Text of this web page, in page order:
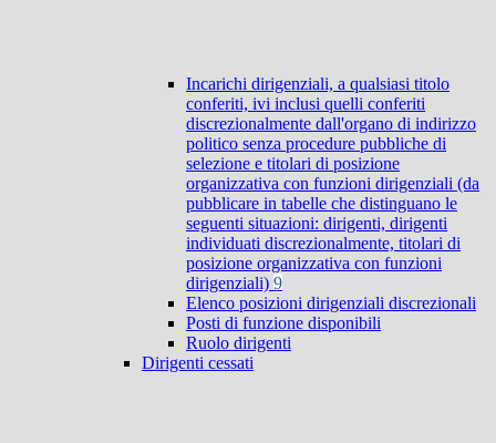
Incarichi dirigenziali, a qualsiasi titolo
conferiti, ivi inclusi quelli conferiti
discrezionalmente dall'organo di indirizzo
politico senza procedure pubbliche di
selezione e titolari di posizione
organizzativa con funzioni dirigenziali (da
pubblicare in tabelle che distinguano le
seguenti situazioni: dirigenti, dirigenti
individuati discrezionalmente, titolari di
posizione organizzativa con funzioni
dirigenziali) 9
Elenco posizioni dirigenziali discrezionali
Posti di funzione disponibili
Ruolo dirigenti
Dirigenti cessati